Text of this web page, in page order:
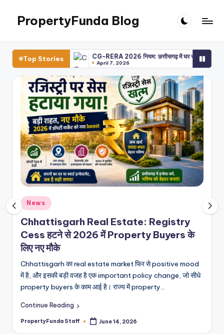
content
PropertyFunda Blog
Chhattisgarh
Property
News
Top Stories
मौके CG-RERA 2026 नियम: छत्तीसगढ़ में घर खरीदने वालों की सुरक्षा कैसे बढ़ती है
April 7, 2026
Posted
in
News
Chhattisgarh Real Estate: Registry
Cess हटने से 2026 में Property Buyers के
लिए नए मौके
Chhattisgarh का real estate market फिर से positive mood
में है, और इसकी बड़ी वजह है एक important policy change, जो सीधे
property buyers के काम आई है। राज्य में property…
Continue Reading
Posted
PropertyFunda Staff June 14, 2026